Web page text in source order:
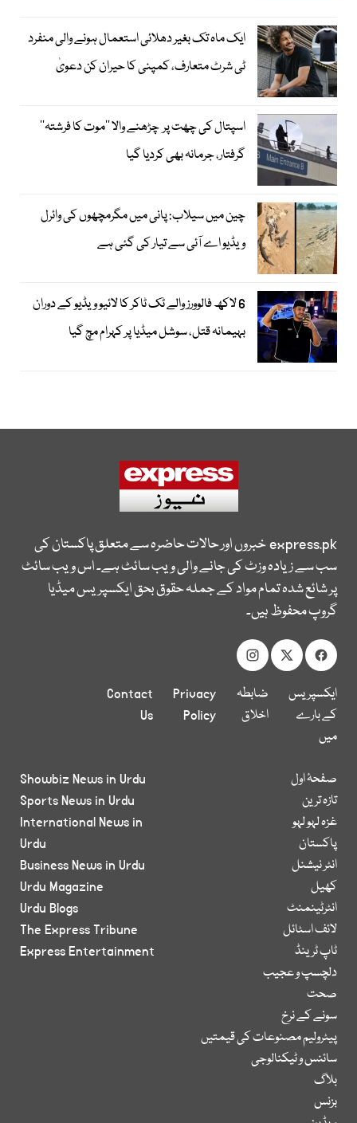
ایک ماہ تک بغیر دھلائی استعمال ہونے والی منفرد
ٹی شرٹ متعارف، کمپنی کا حیران کن دعویٰ
اسپتال کی چھت پر چڑھنے والا ’’موت کا فرشتہ‘‘
گرفتار، جرمانہ بھی کردیا گیا
چین میں سیلاب: پانی میں مگرمچھوں کی وائرل
ویڈیو اے آئی سے تیار کی گئی ہے
6 لاکھ فالوورز والے ٹک ٹاکر کا لائیو ویڈیو کے دوران
بہیمانہ قتل، سوشل میڈیا پر کہرام مچ گیا
express.pkخبروں اور حالات حاضرہ سے متعلق پاکستان کی
سب سے زیادہ وزٹ کی جانے والی ویب سائٹ ہے۔ اس ویب سائٹ
پر شائع شدہ تمام مواد کے جملہ حقوق بحق ایکسپریس میڈیا
گروپ محفوظ ہیں۔
ایکسپریس
کے بارے
میں
ضابطہ
اخلاق
Privacy
Policy
Contact
Us
صفحۂ اول
تازہ ترین
غزہ لہو لہو
پاکستان
انٹر نیشنل
کھیل
انٹرٹینمنٹ
لائف اسٹائل
ٹاپ ٹرینڈ
دلچسپ و عجیب
صحت
سونے کے نرخ
پیٹرولیم مصنوعات کی قیمتیں
سائنس و ٹیکنالوجی
بلاگ
بزنس
Showbiz News in Urdu
Sports News in Urdu
International News in
Urdu
Business News in Urdu
Urdu Magazine
Urdu Blogs
The Express Tribune
Express Entertainment